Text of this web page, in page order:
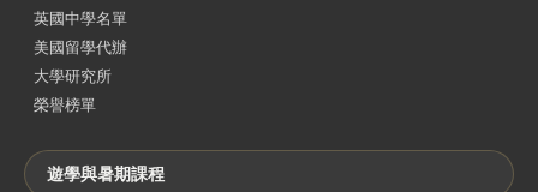
英國中學名單
美國留學代辦
大學研究所
榮譽榜單
遊學與暑期課程